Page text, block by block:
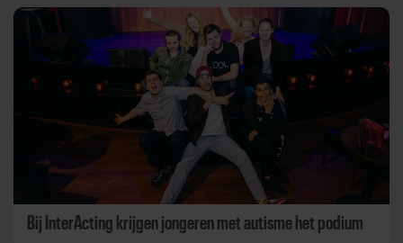
Bij InterActing krijgen jongeren met autisme het podium